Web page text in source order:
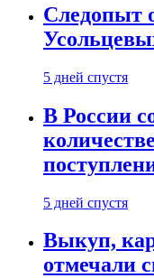
Следопыт
5 дней спустя
В России
5 дней спустя
Выкуп,
отмечали